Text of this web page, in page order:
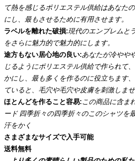
て熱を感じるポリエステル供給はあなた
にし、最もさせるために有用させます。
ラベルを離れた破損:現代のエンブレムと
をさらに魅力的で魅力的にします。
途方もない居心地の良い:あなたが冷やや
じるようにポリエステル供給で作られて
かにし、最も多くを作るのに役立ちます
ていると、毛穴や毛穴や皮膚を刺激しま
ほとんどを作ること容易:この商品に含ま
ード 四季折々の四季折々のこのシャツを
汗をかく
さまざまなサイズで入手可能
送料無料